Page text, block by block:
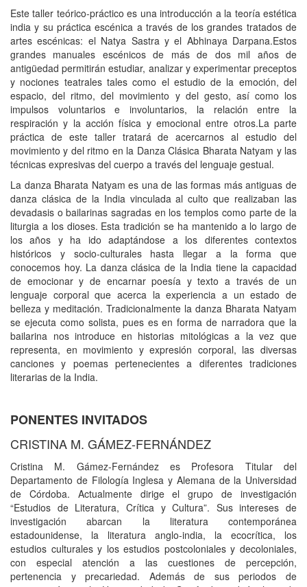
Este taller teórico-práctico es una introducción a la teoría estética
india y su práctica escénica a través de los grandes tratados de
artes escénicas: el Natya Sastra y el Abhinaya Darpana.Estos
grandes manuales escénicos de más de dos mil años de
antigüedad permitirán estudiar, analizar y experimentar preceptos
y nociones teatrales tales como el estudio de la emoción, del
espacio, del ritmo, del movimiento y del gesto, así como los
impulsos voluntarios e involuntarios, la relación entre la
respiración y la acción física y emocional entre otros.La parte
práctica de este taller tratará de acercarnos al estudio del
movimiento y del ritmo en la Danza Clásica Bharata Natyam y las
técnicas expresivas del cuerpo a través del lenguaje gestual.
La danza Bharata Natyam es una de las formas más antiguas de
danza clásica de la India vinculada al culto que realizaban las
devadasis o bailarinas sagradas en los templos como parte de la
liturgia a los dioses. Esta tradición se ha mantenido a lo largo de
los años y ha ido adaptándose a los diferentes contextos
históricos y socio-culturales hasta llegar a la forma que
conocemos hoy. La danza clásica de la India tiene la capacidad
de emocionar y de encarnar poesía y texto a través de un
lenguaje corporal que acerca la experiencia a un estado de
belleza y meditación. Tradicionalmente la danza Bharata Natyam
se ejecuta como solista, pues es en forma de narradora que la
bailarina nos introduce en historias mitológicas a la vez que
representa, en movimiento y expresión corporal, las diversas
canciones y poemas pertenecientes a diferentes tradiciones
literarias de la India.
PONENTES INVITADOS
CRISTINA M. GÁMEZ-FERNÁNDEZ
Cristina M. Gámez-Fernández es Profesora Titular del
Departamento de Filología Inglesa y Alemana de la Universidad
de Córdoba. Actualmente dirige el grupo de investigación
“Estudios de Literatura, Crítica y Cultura”. Sus intereses de
investigación abarcan la literatura contemporánea
estadounidense, la literatura anglo-india, la ecocrítica, los
estudios culturales y los estudios postcoloniales y decoloniales,
con especial atención a las cuestiones de percepción,
pertenencia y precariedad. Además de sus periodos de